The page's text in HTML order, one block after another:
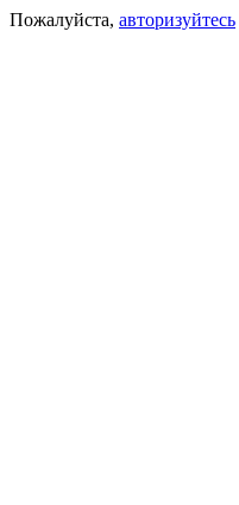
Пожалуйста, авторизуйтесь